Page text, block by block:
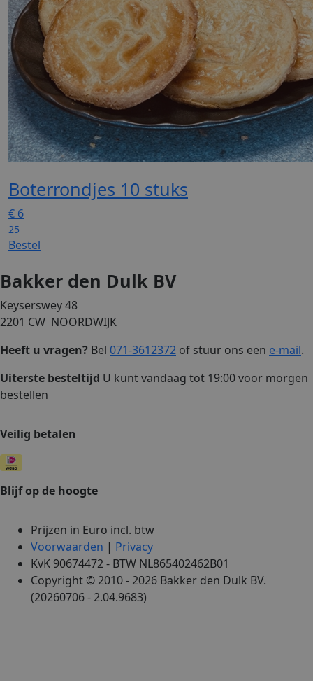
Boterrondjes 10 stuks
€ 6
25
Bestel
Bakker den Dulk BV
Keyserswey 48
2201 CW NOORDWIJK
Heeft u vragen? Bel 071-3612372 of stuur ons een e-mail.
Uiterste besteltijd U kunt vandaag tot 19:00 voor morgen
bestellen
Veilig betalen
Blijf op de hoogte
Prijzen in Euro incl. btw
Voorwaarden | Privacy
KvK 90674472 - BTW NL865402462B01
Copyright © 2010 - 2026 Bakker den Dulk BV.
(20260706 - 2.04.9683)